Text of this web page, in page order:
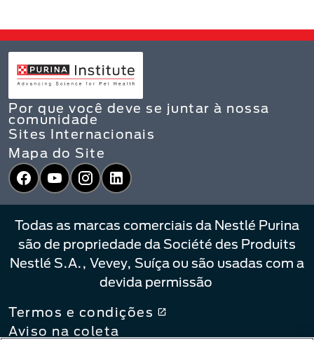
Por que você deve se juntar à nossa
comunidade
Sites Internacionais
Mapa do Site
Facebook
YouTubeInstagram
LinkedIn
Todas as marcas comerciais da Nestlé Purina
são de propriedade da Société des Produits
Nestlé S.A., Vevey, Suíça ou são usadas com a
devida permissão
Termos e condições
Aviso na coleta